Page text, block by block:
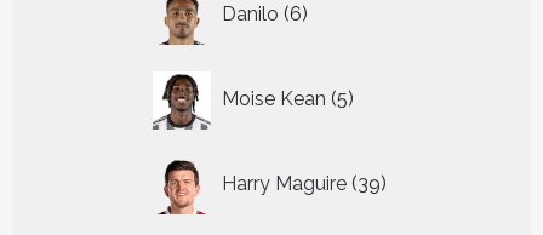
Danilo 6
producten
Moise Kean 5
producten
Harry Maguire 39
producten